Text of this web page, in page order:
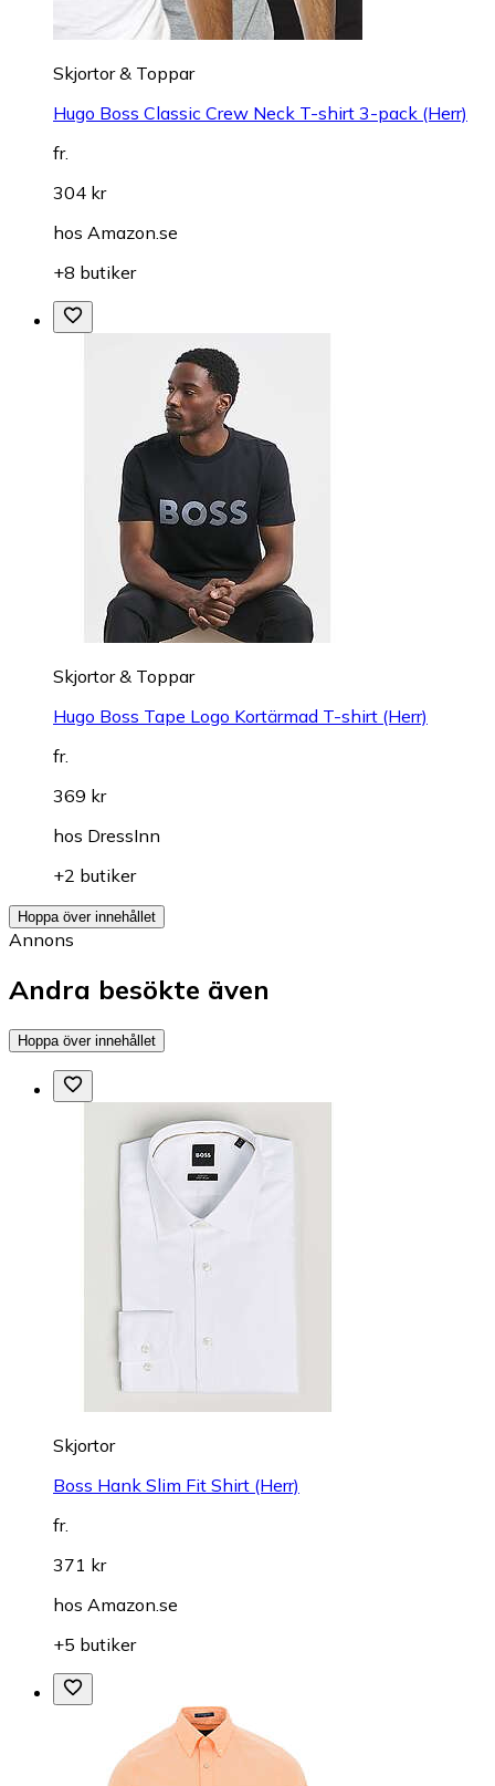
Skjortor & Toppar
Hugo Boss Classic Crew Neck T-shirt 3-pack (Herr)
fr.
304 kr
hos Amazon.se
+8 butiker
Skjortor & Toppar
Hugo Boss Tape Logo Kortärmad T-shirt (Herr)
fr.
369 kr
hos DressInn
+2 butiker
Hoppa över innehållet
Annons
Andra besökte även
Hoppa över innehållet
Skjortor
Boss Hank Slim Fit Shirt (Herr)
fr.
371 kr
hos Amazon.se
+5 butiker